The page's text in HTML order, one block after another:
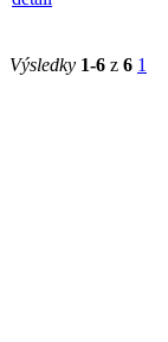
Výsledky 1-6 z 6 1